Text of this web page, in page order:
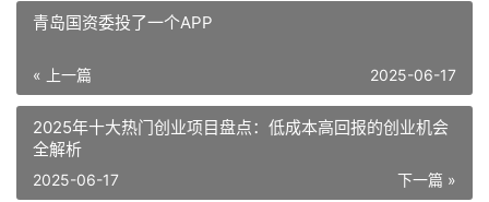
青岛国资委投了一个APP
« 上一篇 2025-06-17
2025年十大热门创业项目盘点：低成本高回报的创业机会
全解析
下一篇 »
2025-06-17